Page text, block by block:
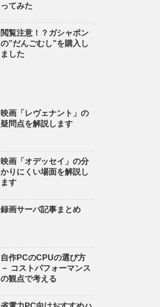
ってみた
閲覧注意！？ガシャポン
の”だんごむし”を購入し
ました
映画「レヴェナント」の
疑問点を解説します
映画「オデッセイ」の分
かりにくい場面を解説し
ます
録画サーバ記事まとめ
自作PCのCPUの選び方
－ コストパフォーマンス
の観点で考える